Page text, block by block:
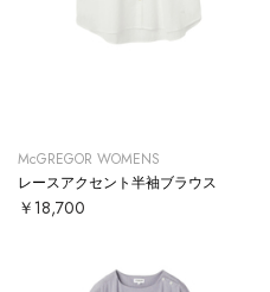
McGREGOR WOMENS
レースアクセント半袖ブラウス
￥18,700